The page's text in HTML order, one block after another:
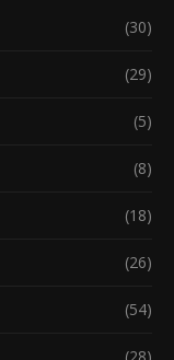
(30)
(29)
(5)
(8)
(18)
(26)
(54)